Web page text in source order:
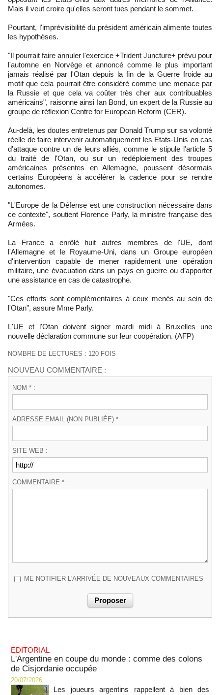
Mais il veut croire qu'elles seront tues pendant le sommet.
Pourtant, l'imprévisibilité du président américain alimente toutes
les hypothèses.
"Il pourrait faire annuler l'exercice +Trident Juncture+ prévu pour
l'automne en Norvège et annoncé comme le plus important
jamais réalisé par l'Otan depuis la fin de la Guerre froide au
motif que cela pourrait être considéré comme une menace par
la Russie et que cela va coûter très cher aux contribuables
américains", raisonne ainsi Ian Bond, un expert de la Russie au
groupe de réflexion Centre for European Reform (CER).
Au-delà, les doutes entretenus par Donald Trump sur sa volonté
réelle de faire intervenir automatiquement les Etats-Unis en cas
d'attaque contre un de leurs alliés, comme le stipule l'article 5
du traité de l'Otan, ou sur un redéploiement des troupes
américaines présentes en Allemagne, poussent désormais
certains Européens à accélérer la cadence pour se rendre
autonomes.
"L'Europe de la Défense est une construction nécessaire dans
ce contexte", soutient Florence Parly, la ministre française des
Armées.
La France a enrôlé huit autres membres de l'UE, dont
l'Allemagne et le Royaume-Uni, dans un Groupe européen
d'intervention capable de mener rapidement une opération
militaire, une évacuation dans un pays en guerre ou d’apporter
une assistance en cas de catastrophe.
"Ces efforts sont complémentaires à ceux menés au sein de
l'Otan", assure Mme Parly.
L'UE et l'Otan doivent signer mardi midi à Bruxelles une
nouvelle déclaration commune sur leur coopération. (AFP)
NOMBRE DE LECTURES : 120 FOIS
NOUVEAU COMMENTAIRE :
NOM * :
ADRESSE EMAIL (NON PUBLIÉE) * :
SITE WEB :
COMMENTAIRE * :
ME NOTIFIER L'ARRIVÉE DE NOUVEAUX COMMENTAIRES
EDITORIAL
L'Argentine en coupe du monde : comme des colons
de Cisjordanie occupée
20/07/2026
Les joueurs argentins rappellent à bien des